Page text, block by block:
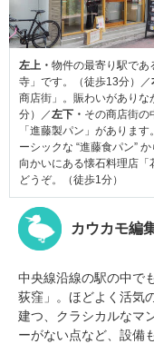
左上・ 物件の最寄り駅であ
寺」です。（徒歩13分）／
商店街」。賑わいがあり
分）／左下・ その商店街の
「進藤製パン」がありま
ーシックな “進藤食パン”
向かいにある懐石料理店
どうぞ。（徒歩1分）
カウカモ編
中央線沿線の駅の中で
荻窪」。ほどよく活気
建つ、クラシカルなマ
ーがない点など、設備